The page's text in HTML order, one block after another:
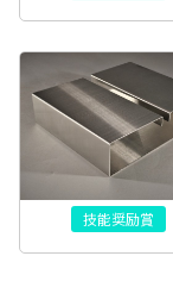
技能奨励賞